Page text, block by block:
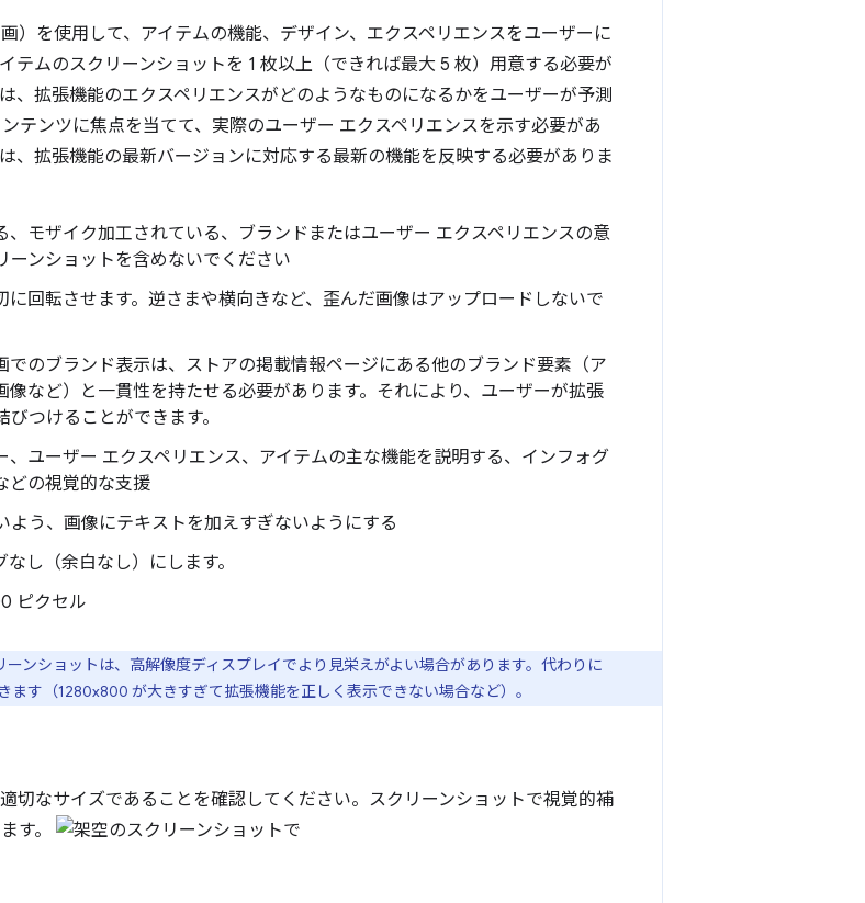
）を使用して、アイテムの機能、デザイン、エクスペリエンスをユーザーに
テムのスクリーンショットを 1 枚以上（できれば最大 5 枚）用意する必要が
、拡張機能のエクスペリエンスがどのようなものになるかをユーザーが予測
テンツに焦点を当てて、実際のユーザー エクスペリエンスを示す必要があ
、拡張機能の最新バージョンに対応する最新の機能を反映する必要がありま
、モザイク加工されている、ブランドまたはユーザー エクスペリエンスの意
ーンショットを含めないでください
に回転させます。逆さまや横向きなど、歪んだ画像はアップロードしないで
でのブランド表示は、ストアの掲載情報ページにある他のブランド要素（ア
像など）と一貫性を持たせる必要があります。それにより、ユーザーが拡張
つけることができます。
、ユーザー エクスペリエンス、アイテムの主な機能を説明する、インフォグ
どの視覚的な支援
よう、画像にテキストを加えすぎないようにする
し（余白なし）にします。
ピクセル
ンショットは、高解像度ディスプレイでより見栄えがよい場合があります。代わりに
す（1280x800 が大きすぎて拡張機能を正しく表示できない場合など）。
切なサイズであることを確認してください。スクリーンショットで視覚的補
す。